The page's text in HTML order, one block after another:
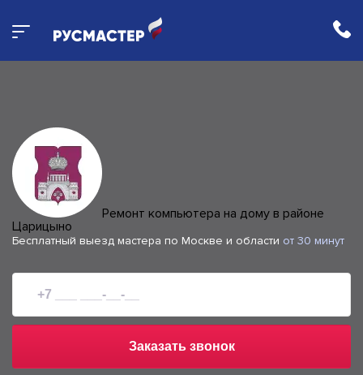
Ремонт компьютера на дому в районе
Царицыно
Бесплатный выезд мастера по Москве и области от 30 минут
Заказать звонок